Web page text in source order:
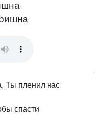
Ты пленил нас
спасти